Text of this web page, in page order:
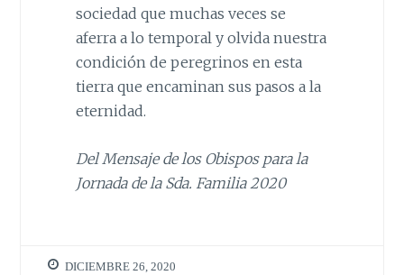
sociedad que muchas veces se
aferra a lo temporal y olvida nuestra
condición de peregrinos en esta
tierra que encaminan sus pasos a la
eternidad.
Del Mensaje de los Obispos para la
Jornada de la Sda. Familia 2020
DICIEMBRE 26, 2020